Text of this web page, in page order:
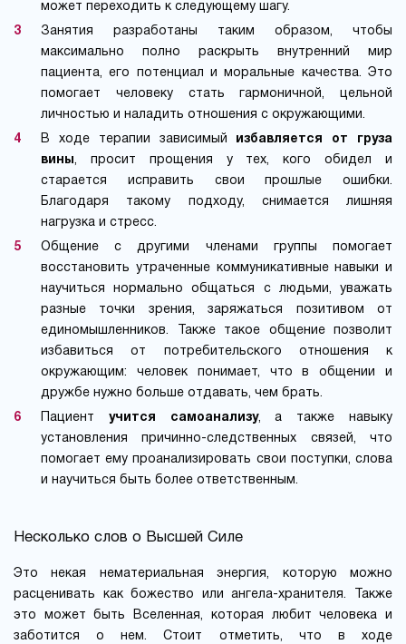
может переходить к следующему шагу.
Занятия разработаны таким образом, чтобы
максимально полно раскрыть внутренний мир
пациента, его потенциал и моральные качества. Это
помогает человеку стать гармоничной, цельной
личностью и наладить отношения с окружающими.
В ходе терапии зависимый
избавляется от груза
вины , просит прощения у тех, кого обидел и
старается исправить свои прошлые ошибки.
Благодаря такому подходу, снимается лишняя
нагрузка и стресс.
Общение с другими членами группы помогает
восстановить утраченные коммуникативные навыки и
научиться нормально общаться с людьми, уважать
разные точки зрения, заряжаться позитивом от
единомышленников. Также такое общение позволит
избавиться от потребительского отношения к
окружающим: человек понимает, что в общении и
дружбе нужно больше отдавать, чем брать.
Пациент учится самоанализу, а также навыку
установления причинно-следственных связей, что
помогает ему проанализировать свои поступки, слова
и научиться быть более ответственным.
Несколько слов о Высшей Силе
Это некая нематериальная энергия, которую можно
расценивать как божество или ангела-хранителя. Также
это может быть Вселенная, которая любит человека и
заботится о нем. Стоит отметить, что в ходе